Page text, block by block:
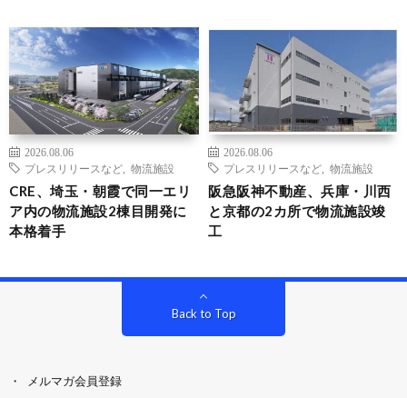
2026.08.06
プレスリリースなど
物流施設
CRE、埼玉・朝霞で同一エリ
ア内の物流施設2棟目開発に
本格着手
2026.08.06
プレスリリースなど
物流施設
阪急阪神不動産、兵庫・川西
と京都の2カ所で物流施設竣
工
Back to Top
メルマガ会員登録